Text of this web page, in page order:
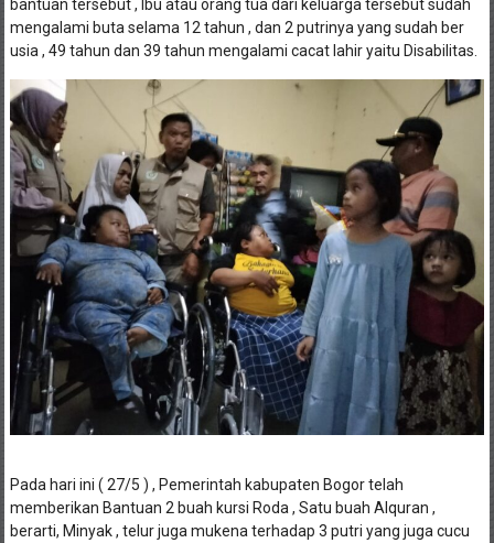
bantuan tersebut , Ibu atau orang tua dari keluarga tersebut sudah
mengalami buta selama 12 tahun , dan 2 putrinya yang sudah ber
usia , 49 tahun dan 39 tahun mengalami cacat lahir yaitu Disabilitas.
Pada hari ini ( 27/5 ) , Pemerintah kabupaten Bogor telah
memberikan Bantuan 2 buah kursi Roda , Satu buah Alquran ,
berarti, Minyak , telur juga mukena terhadap 3 putri yang juga cucu